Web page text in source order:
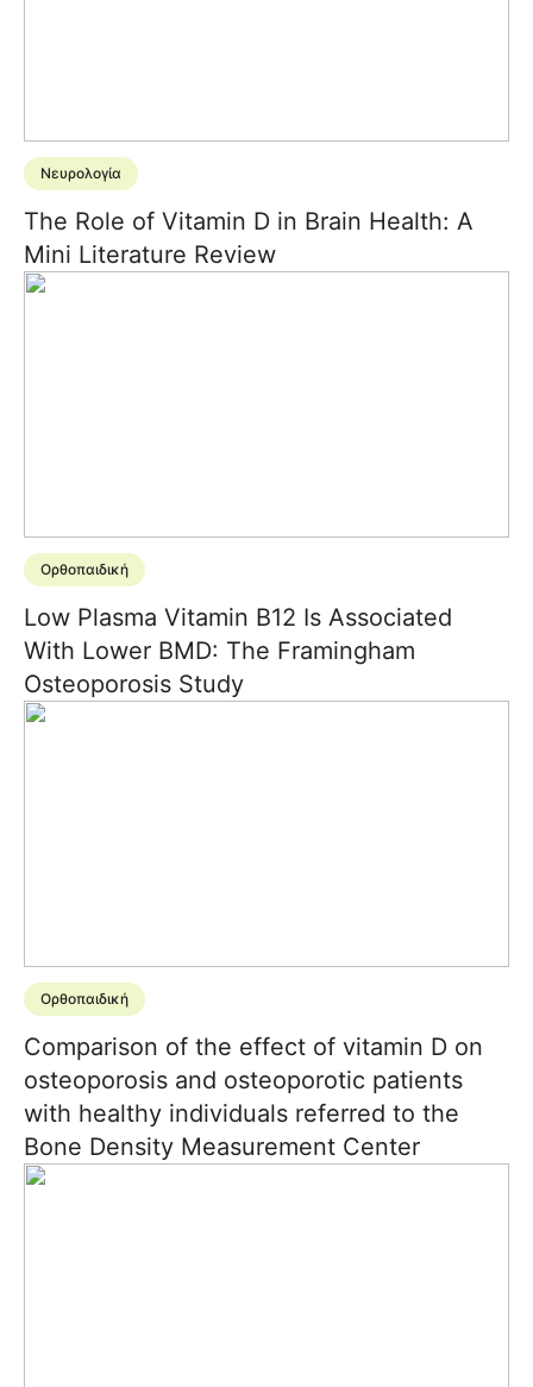
Νευρολογία
The Role of Vitamin D in Brain Health: A
Mini Literature Review
Ορθοπαιδική
Low Plasma Vitamin B12 Is Associated
With Lower BMD: The Framingham
Osteoporosis Study
Ορθοπαιδική
Comparison of the effect of vitamin D on
osteoporosis and osteoporotic patients
with healthy individuals referred to the
Bone Density Measurement Center